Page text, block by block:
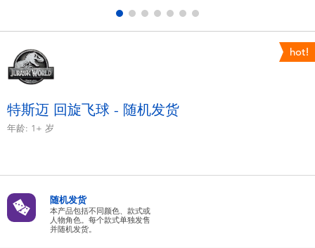
模仿，化妆及造型系列
毛绒公仔玩具
电池
hot!
特斯迈 回旋飞球 - 随机发货
年龄: 1+ 岁
随机发货
本产品包括不同颜色、款式或
人物角色。每个款式单独发售
并随机发货。